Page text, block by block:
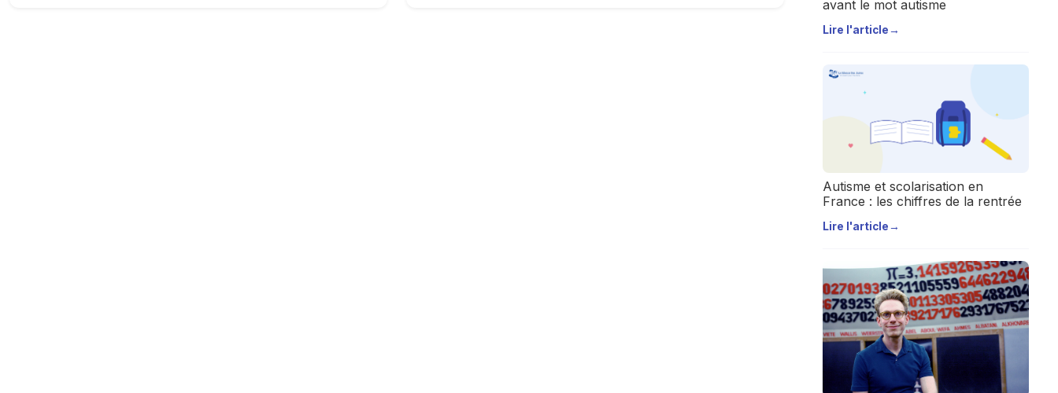
avant le mot autisme
Lire l'article→
Autisme et scolarisation en
France : les chiffres de la rentrée
Lire l'article→